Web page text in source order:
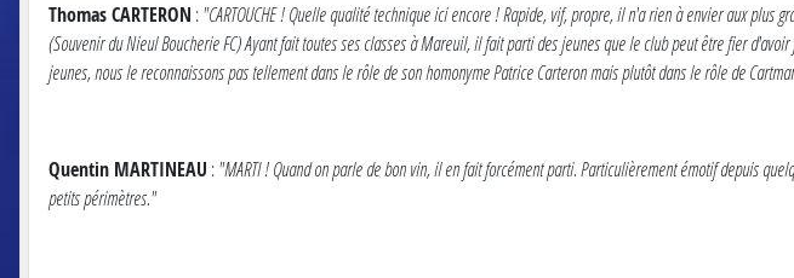
Thomas CARTERON :"CARTOUCHE ! Quelle qualité technique ici encore ! Rapide, vif, propre, il n'a rien à envier aux
(Souvenir du Nieul Boucherie FC) Ayant fait toutes ses classes à Mareuil, il fait parti des jeunes que le club peut être fier
jeunes, nous le reconnaissons pas tellement dans le rôle de son homonyme Patrice Carteron mais plutôt dans le rôle de
Quentin MARTINEAU :"MARTI ! Quand on parle de bon vin, il en fait forcément parti. Particulièrement émotif depuis
petits périmètres."